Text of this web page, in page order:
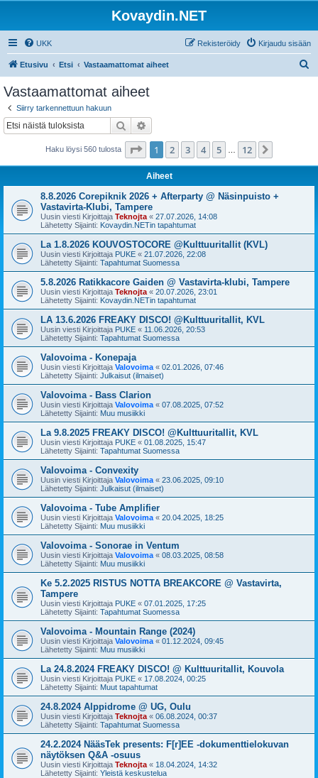
Kovaydin.NET
UKK Kirjaudu sisään
Rekisteröidy
Etusivu Etsi Vastaamattomat aiheet
Vastaamattomat aiheet
Siirry tarkennettuun hakuun
Etsi
Haku löysi 560 tulosta Sivu /12
1 2 3 4 5 12
Aiheet
8.8.2026 Corepiknik 2026 + Afterparty @ Näsinpuisto +
Vastavirta-Klubi, Tampere
Uusin viesti Kirjoittaja Teknojta « 27.07.2026, 14:08
Lähetetty Sijainti: Kovaydin.NETin tapahtumat
La 1.8.2026 KOUVOSTOCORE @Kulttuuritallit (KVL)
Uusin viesti Kirjoittaja PUKE « 21.07.2026, 22:08
Lähetetty Sijainti: Tapahtumat Suomessa
5.8.2026 Ratikkacore Gaiden @ Vastavirta-klubi, Tampere
Uusin viesti Kirjoittaja Teknojta « 20.07.2026, 23:01
Lähetetty Sijainti: Kovaydin.NETin tapahtumat
LA 13.6.2026 FREAKY DISCO! @Kulttuuritallit, KVL
Uusin viesti Kirjoittaja PUKE « 11.06.2026, 20:53
Lähetetty Sijainti: Tapahtumat Suomessa
Valovoima - Konepaja
Uusin viesti Kirjoittaja Valovoima « 02.01.2026, 07:46
Lähetetty Sijainti: Julkaisut (ilmaiset)
Valovoima - Bass Clarion
Uusin viesti Kirjoittaja Valovoima « 07.08.2025, 07:52
Lähetetty Sijainti: Muu musiikki
La 9.8.2025 FREAKY DISCO! @Kulttuuritallit, KVL
Uusin viesti Kirjoittaja PUKE « 01.08.2025, 15:47
Lähetetty Sijainti: Tapahtumat Suomessa
Valovoima - Convexity
Uusin viesti Kirjoittaja Valovoima « 23.06.2025, 09:10
Lähetetty Sijainti: Julkaisut (ilmaiset)
Valovoima - Tube Amplifier
Uusin viesti Kirjoittaja Valovoima « 20.04.2025, 18:25
Lähetetty Sijainti: Muu musiikki
Valovoima - Sonorae in Ventum
Uusin viesti Kirjoittaja Valovoima « 08.03.2025, 08:58
Lähetetty Sijainti: Muu musiikki
Ke 5.2.2025 RISTUS NOTTA BREAKCORE @ Vastavirta,
Tampere
Uusin viesti Kirjoittaja PUKE « 07.01.2025, 17:25
Lähetetty Sijainti: Tapahtumat Suomessa
Valovoima - Mountain Range (2024)
Uusin viesti Kirjoittaja Valovoima « 01.12.2024, 09:45
Lähetetty Sijainti: Muu musiikki
La 24.8.2024 FREAKY DISCO! @ Kulttuuritallit, Kouvola
Uusin viesti Kirjoittaja PUKE « 17.08.2024, 00:25
Lähetetty Sijainti: Muut tapahtumat
24.8.2024 Alppidrome @ UG, Oulu
Uusin viesti Kirjoittaja Teknojta « 06.08.2024, 00:37
Lähetetty Sijainti: Tapahtumat Suomessa
24.2.2024 NääsTek presents: F[r]EE -dokumenttielokuvan
näytöksen Q&A -osuus
Uusin viesti Kirjoittaja Teknojta « 18.04.2024, 14:32
Lähetetty Sijainti: Yleistä keskustelua